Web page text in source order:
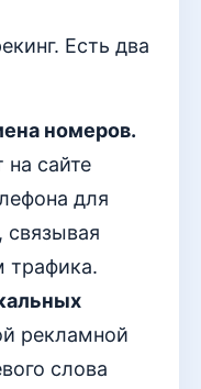
Есть два
номеров.
сайте
для
связывая
трафика.
рекламной
слова